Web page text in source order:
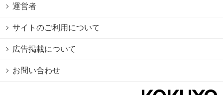
運営者
サイトのご利用について
広告掲載について
お問い合わせ